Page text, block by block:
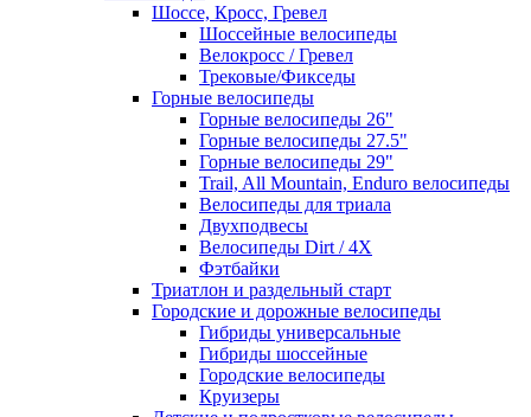
Шоссе, Кросс, Гревел
Шоссейные велосипеды
Велокросс / Гревел
Трековые/Фикседы
Горные велосипеды
Горные велосипеды 26"
Горные велосипеды 27.5"
Горные велосипеды 29"
Trail, All Mountain, Enduro велосипеды
Велосипеды для триала
Двухподвесы
Велосипеды Dirt / 4X
Фэтбайки
Триатлон и раздельный старт
Городские и дорожные велосипеды
Гибриды универсальные
Гибриды шоссейные
Городские велосипеды
Круизеры